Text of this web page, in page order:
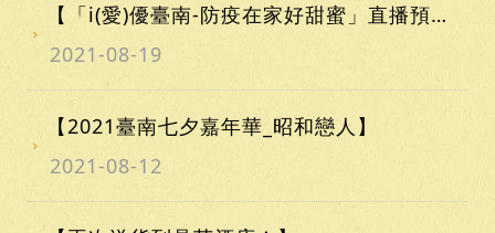
【「i(愛)優臺南-防疫在家好甜蜜」直播預告！】
2021-08-19
【2021臺南七夕嘉年華_昭和戀人】
2021-08-12